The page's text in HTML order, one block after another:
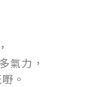
氣力，
。